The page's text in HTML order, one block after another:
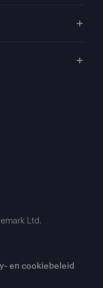
Ltd.
en cookiebeleid